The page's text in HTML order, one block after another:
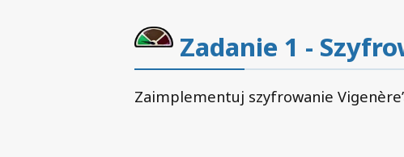
Zadanie 1 -
Zaimplementuj szyfrowanie